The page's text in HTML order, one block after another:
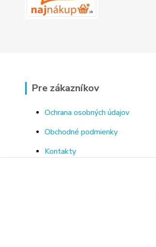
Pre zákazníkov
Ochrana osobných údajov
Obchodné podmienky
Kontakty